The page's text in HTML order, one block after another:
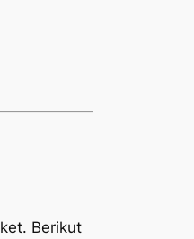
Berikut